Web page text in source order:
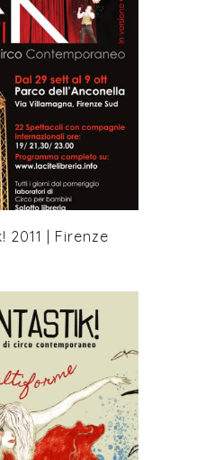
+
2011 | Firenze